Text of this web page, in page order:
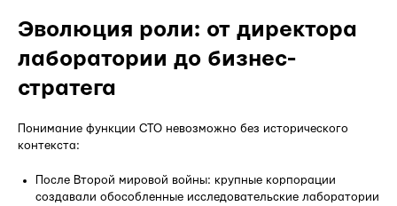
Эволюция роли: от директора
лаборатории до бизнес-
стратега
Понимание функции CTO невозможно без исторического
контекста:
После Второй мировой войны: крупные корпорации
создавали обособленные исследовательские лаборатории